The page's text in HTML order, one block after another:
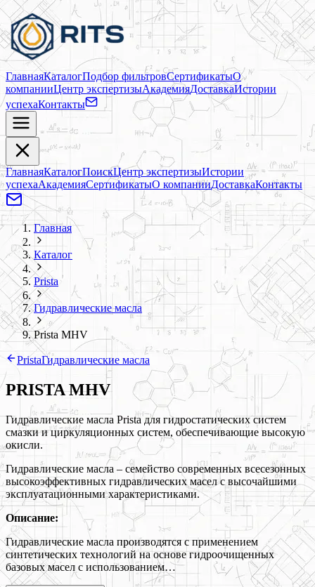
ГлавнаяКаталогПодбор фильтровСертификатыО
компанииЦентр экспертизыАкадемияДоставкаИстории
успехаКонтакты
ГлавнаяКаталогПоискЦентр экспертизыИстории
успехаАкадемияСертификатыО компанииДоставкаКонтакты
Главная
Каталог
Prista
Гидравлические масла
Prista MHV
PristaГидравлические масла
PRISTA MHV
Гидравлические масла Prista для гидростатических систем
смазки и циркуляционных систем, обеспечивающие высокую
окисли.
Гидравлические масла – семейство современных всесезонных
высокоэффективных гидравлических масел с высочайшими
эксплуатационными характеристиками.
Описание:
Гидравлические масла производятся с применением
синтетических технологий на основе гидроочищенных
базовых масел с использованием…